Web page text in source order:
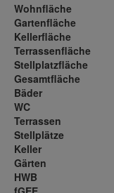
Wohnfläche
Gartenfläche
Kellerfläche
Terrassenfläche
Stellplatzfläche
Gesamtfläche
Bäder
WC
Terrassen
Stellplätze
Keller
Gärten
HWB